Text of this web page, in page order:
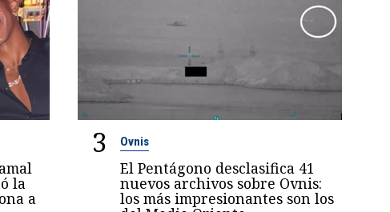
la
a
3 Ovnis
El Pentágono desclasifica 41
nuevos archivos sobre Ovnis:
los más impresionantes son los